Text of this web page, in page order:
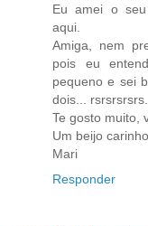
Eu amei o
aqui.
Amiga, nem
pois eu
pequeno e sei
dois... rsrsrsrsrs...
Te gosto muito,
Um beijo
Mari
Responder